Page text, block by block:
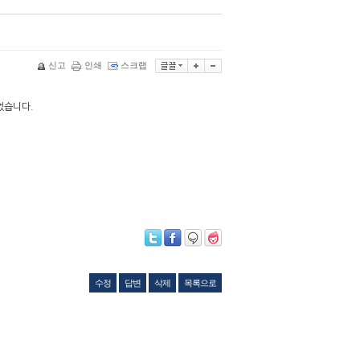
신고 인쇄 스크랩
니다.
수정 답변 삭제 목록으로